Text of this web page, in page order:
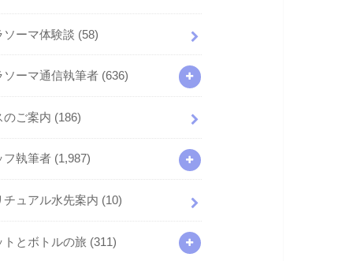
ソーマ体験談 (58)
ソーマ通信執筆者 (636)
のご案内 (186)
フ執筆者 (1,987)
チュアル水先案内 (10)
トとボトルの旅 (311)